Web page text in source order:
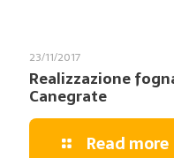
23/11/2017
Realizzazione
Canegrate
Read more